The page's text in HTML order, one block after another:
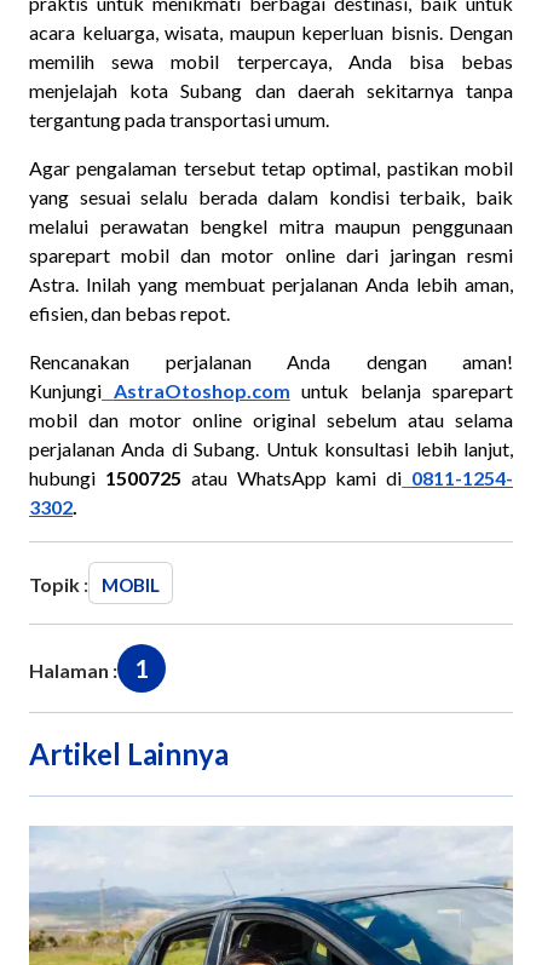
acara keluarga, wisata, maupun keperluan bisnis. Dengan
memilih sewa mobil terpercaya, Anda bisa bebas
menjelajah kota Subang dan daerah sekitarnya tanpa
tergantung pada transportasi umum.
Agar pengalaman tersebut tetap optimal, pastikan mobil
yang sesuai selalu berada dalam kondisi terbaik, baik
melalui perawatan bengkel mitra maupun penggunaan
sparepart mobil dan motor online dari jaringan resmi
Astra. Inilah yang membuat perjalanan Anda lebih aman,
efisien, dan bebas repot.
Rencanakan perjalanan Anda dengan aman!
Kunjungi AstraOtoshop.com untuk belanja sparepart
mobil dan motor online original sebelum atau selama
perjalanan Anda di Subang. Untuk konsultasi lebih lanjut,
hubungi 1500725 atau WhatsApp kami di 0811-1254-
3302
Topik : MOBIL
Halaman : 1
Artikel Lainnya